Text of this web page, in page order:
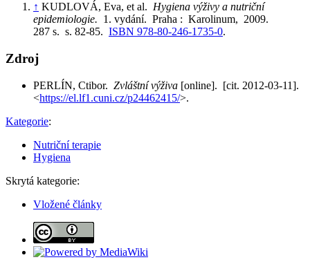
↑ KUDLOVÁ, Eva, et al. Hygiena výživy a nutriční
epidemiologie. 1. vydání. Praha : Karolinum, 2009.
287 s. s. 82-85. ISBN 978-80-246-1735-0.
Zdroj
PERLÍN, Ctibor. Zvláštní výživa [online]. [cit. 2012-03-11].
<https://el.lf1.cuni.cz/p24462415/>.
Kategorie:
Nutriční terapie
Hygiena
Skrytá kategorie:
Vložené články